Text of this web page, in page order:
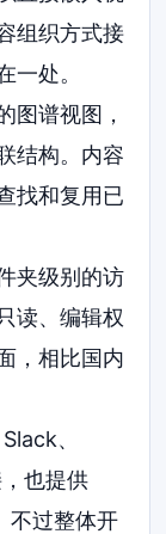
组织方式接
一处。
图谱视图，
结构。内容
找和复用已
夹级别的访
读、编辑权
，相比国内
、
也提供
不过整体开